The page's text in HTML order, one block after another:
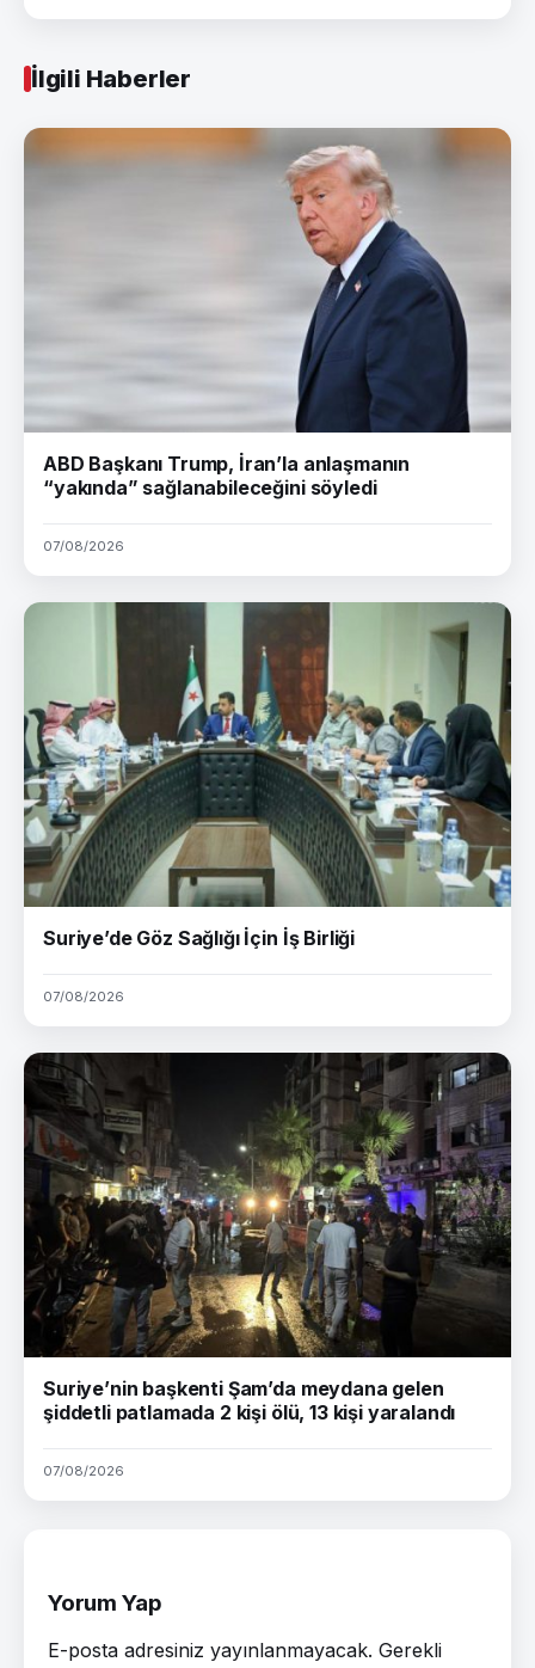
İlgili Haberler
ABD Başkanı Trump, İran’la anlaşmanın
“yakında” sağlanabileceğini söyledi
07/08/2026
Suriye’de Göz Sağlığı İçin İş Birliği
07/08/2026
Suriye’nin başkenti Şam’da meydana gelen
şiddetli patlamada 2 kişi ölü, 13 kişi yaralandı
07/08/2026
Yorum Yap
E-posta adresiniz yayınlanmayacak. Gerekli